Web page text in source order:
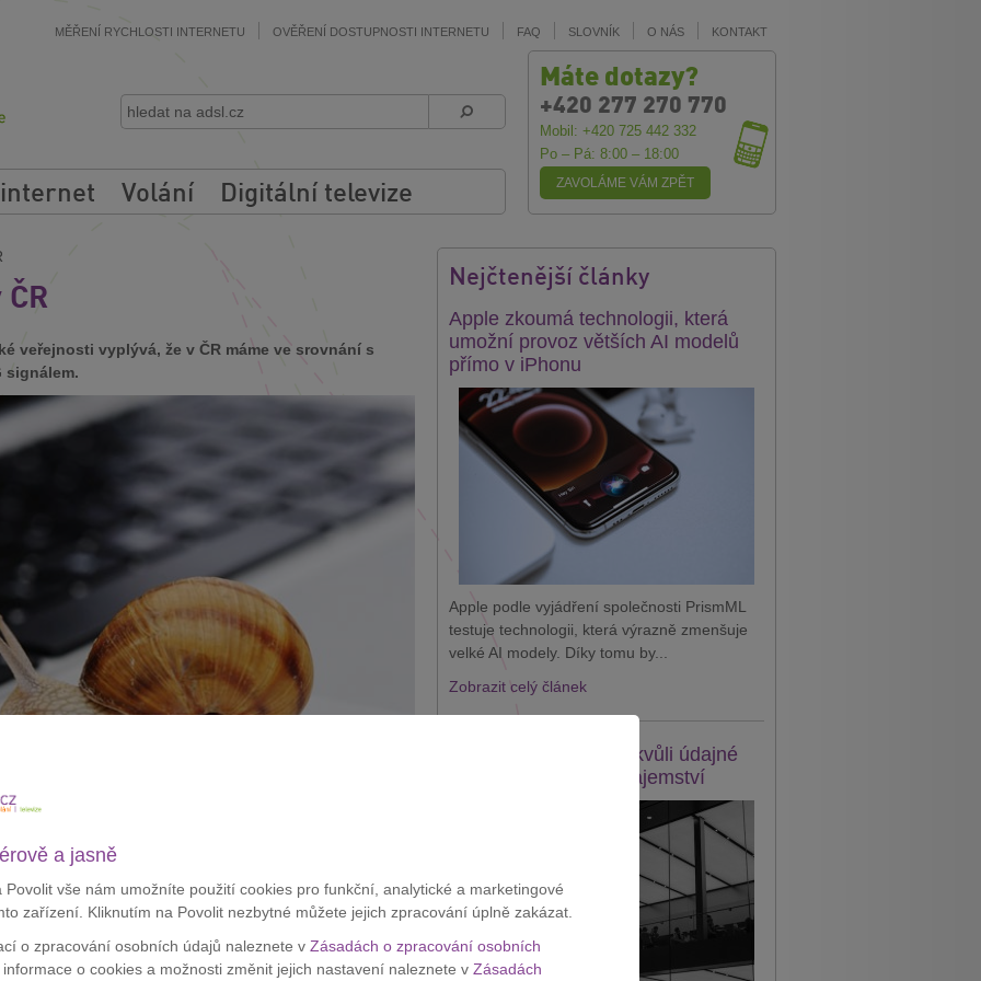
MĚŘENÍ RYCHLOSTI INTERNETU OVĚŘENÍ DOSTUPNOSTI INTERNETU FAQ SLOVNÍK O NÁS KONTAKT
Volání Digitální televize
Máte dotazy?
+420 277 270 770
Mobil: +420 725 442 332
Po – Pá: 8:00 – 18:00
ZAVOLÁME VÁM ZPĚT
veřejnosti vyplývá, že v ČR máme ve srovnání s
signálem.
operátorů (Telefónica O2, T-MobileaVodafone)
je pokrytí dostatečné a investovat do3G sítí již
aktuální data o pokrytí3G signálem
Nejčtenější články
Apple zkoumá technologii, která
umožní provoz větších AI modelů
přímo v iPhonu
Apple podle vyjádření společnosti PrismML
testuje technologii, která výrazně zmenšuje
velké AI modely. Díky tomu by...
Zobrazit celý článek
Apple žaluje OpenAI kvůli údajné
krádeži obchodního tajemství
a jasně
Povolit vše nám umožníte použití cookies pro funkční, analytické a marketingové
zařízení. Kliknutím na Povolit nezbytné můžete jejich zpracování úplně zakázat.
o zpracování osobních údajů naleznete v Zásadách o zpracování osobních
informace o cookies a možnosti změnit jejich nastavení naleznete v Zásadách